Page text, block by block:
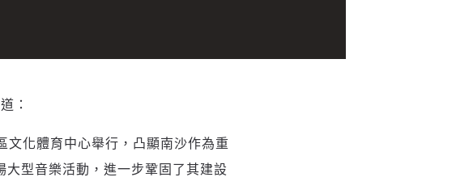
：
化體育中心舉行，凸顯南沙作為重
型音樂活動，進一步鞏固了其建設